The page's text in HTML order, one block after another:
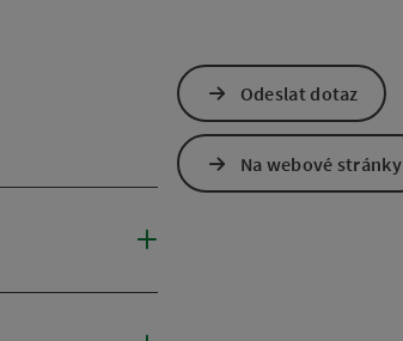
Odeslat dotaz
Na webové stránky